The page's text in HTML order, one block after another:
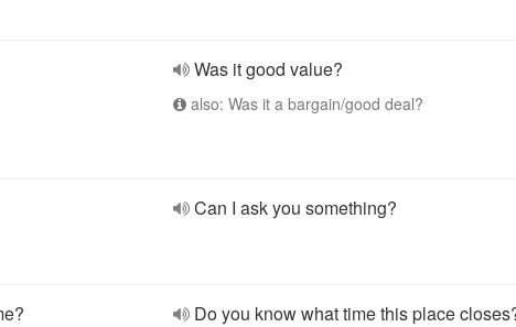
Was it good value?
also: Was it a bargain/good deal?
Can I ask you something?
Do you know what time this place